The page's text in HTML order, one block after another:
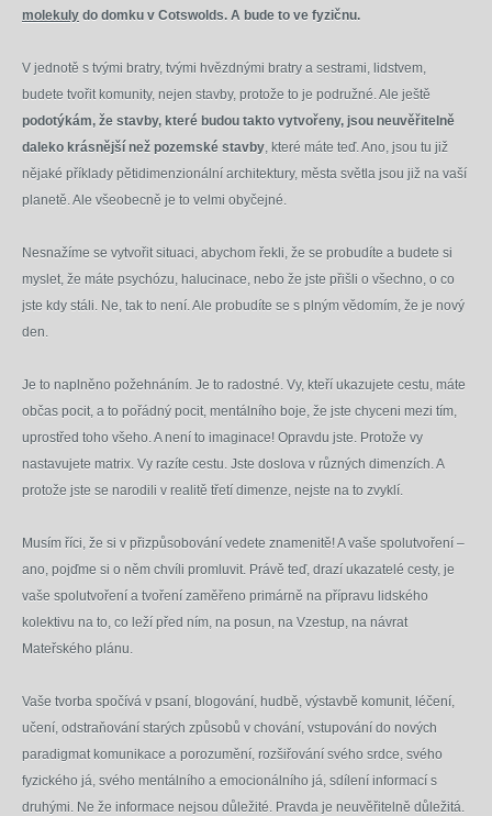
molekuly do domku v Cotswolds. A bude to ve fyzičnu.
V jednotě s tvými bratry, tvými hvězdnými bratry a sestrami, lidstvem,
budete tvořit komunity, nejen stavby, protože to je podružné. Ale ještě
podotýkám, že stavby, které budou takto vytvořeny, jsou neuvěřitelně
daleko krásnější než pozemské stavby, které máte teď. Ano, jsou tu již
nějaké příklady pětidimenzionální architektury, města světla jsou již na vaší
planetě. Ale všeobecně je to velmi obyčejné.
Nesnažíme se vytvořit situaci, abychom řekli, že se probudíte a budete si
myslet, že máte psychózu, halucinace, nebo že jste přišli o všechno, o co
jste kdy stáli. Ne, tak to není. Ale probudíte se s plným vědomím, že je nový
den.
Je to naplněno požehnáním. Je to radostné. Vy, kteří ukazujete cestu, máte
občas pocit, a to pořádný pocit, mentálního boje, že jste chyceni mezi tím,
uprostřed toho všeho. A není to imaginace! Opravdu jste. Protože vy
nastavujete matrix. Vy razíte cestu. Jste doslova v různých dimenzích. A
protože jste se narodili v realitě třetí dimenze, nejste na to zvyklí.
Musím říci, že si v přizpůsobování vedete znamenitě! A vaše spolutvoření –
ano, pojďme si o něm chvíli promluvit. Právě teď, drazí ukazatelé cesty, je
vaše spolutvoření a tvoření zaměřeno primárně na přípravu lidského
kolektivu na to, co leží před ním, na posun, na Vzestup, na návrat
Mateřského plánu.
Vaše tvorba spočívá v psaní, blogování, hudbě, výstavbě komunit, léčení,
učení, odstraňování starých způsobů v chování, vstupování do nových
paradigmat komunikace a porozumění, rozšiřování svého srdce, svého
fyzického já, svého mentálního a emocionálního já, sdílení informací s
druhými. Ne že informace nejsou důležité. Pravda je neuvěřitelně důležitá.